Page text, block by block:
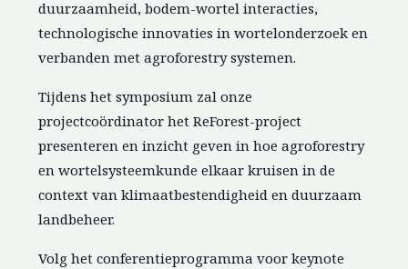
duurzaamheid, bodem-wortel interacties,
technologische innovaties in wortelonderzoek en
verbanden met agroforestry systemen.
Tijdens het symposium zal onze
projectcoördinator het ReForest-project
presenteren en inzicht geven in hoe agroforestry
en wortelsysteemkunde elkaar kruisen in de
context van klimaatbestendigheid en duurzaam
landbeheer.
Volg het conferentieprogramma voor keynote